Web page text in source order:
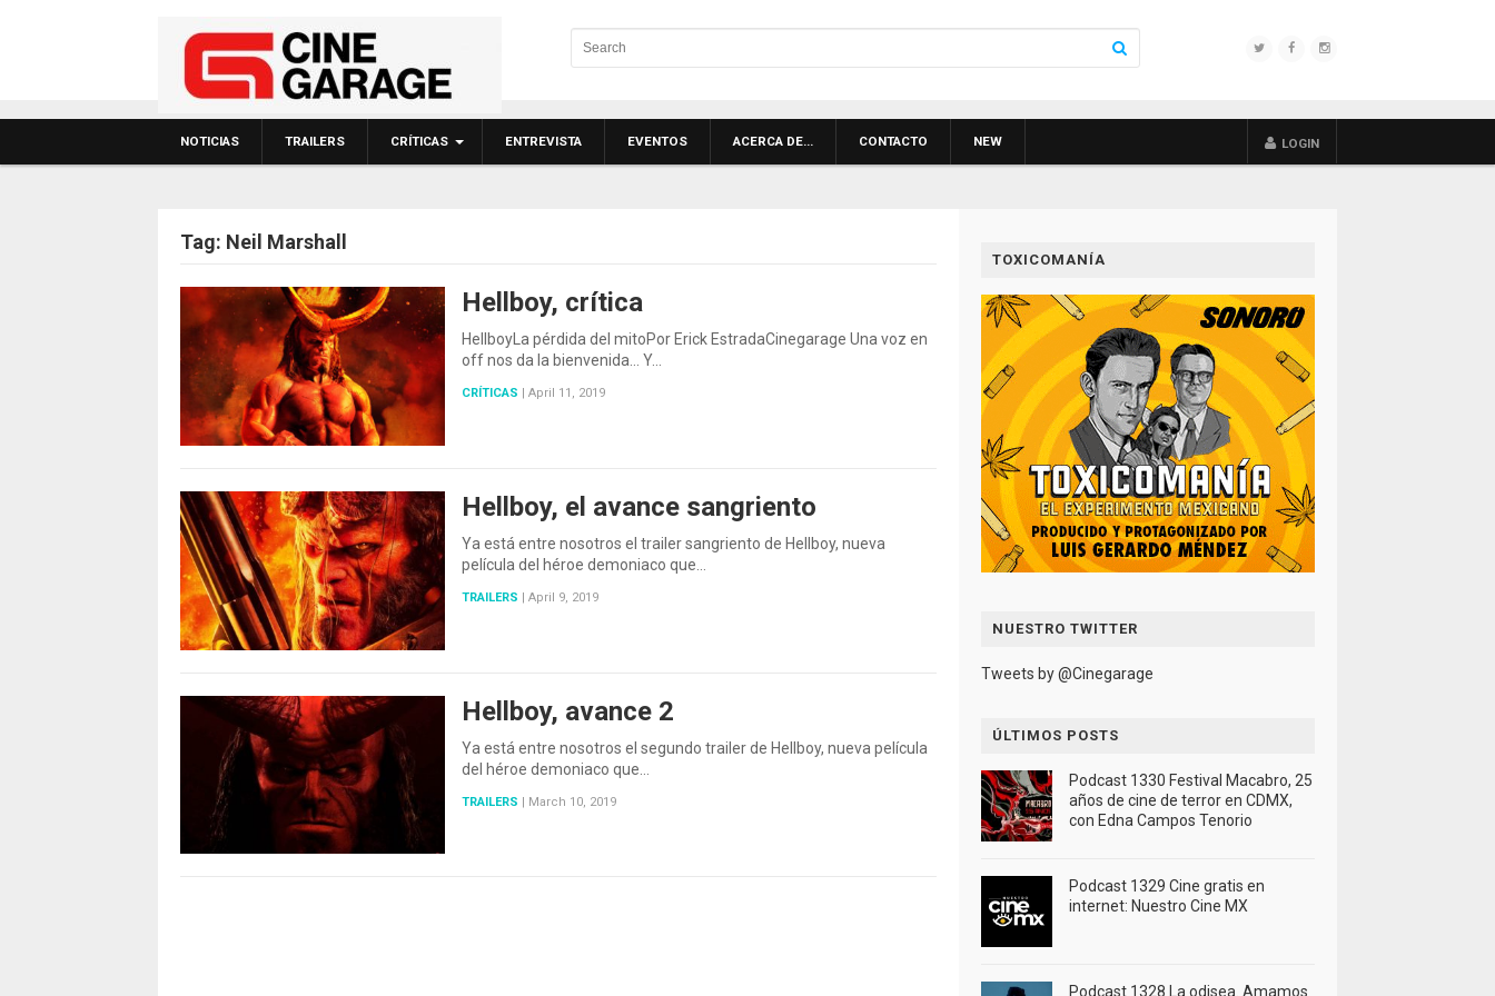
NOTICIAS TRAILERS CRÍTICAS ENTREVISTA EVENTOS ACERCA DE… CONTACTO NEW LOGIN
Tag: Neil Marshall
Hellboy, crítica
HellboyLa pérdida del mitoPor Erick EstradaCinegarage Una voz en
off nos da la bienvenida… Y…
CRÍTICAS | April 11, 2019
Hellboy, el avance sangriento
Ya está entre nosotros el trailer sangriento de Hellboy, nueva
película del héroe demoniaco que…
TRAILERS | April 9, 2019
Hellboy, avance 2
Ya está entre nosotros el segundo trailer de Hellboy, nueva película
del héroe demoniaco que…
TRAILERS | March 10, 2019
TOXICOMANÍA
NUESTRO TWITTER
Tweets by @Cinegarage
ÚLTIMOS POSTS
Podcast 1330 Festival Macabro, 25
años de cine de terror en CDMX,
con Edna Campos Tenorio
Podcast 1329 Cine gratis en
internet: Nuestro Cine MX
Podcast 1328 La odisea. Amamos